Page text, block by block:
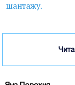
шантажу.